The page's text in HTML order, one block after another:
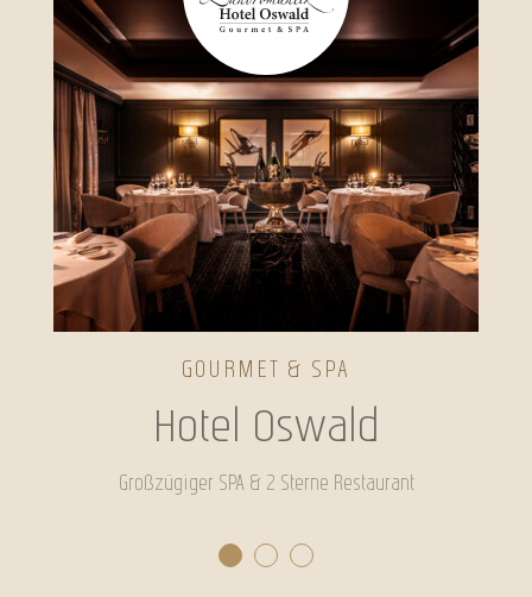
GOURMET & SPA
Hotel Oswald
Großzügiger SPA & 2 Sterne Restaurant